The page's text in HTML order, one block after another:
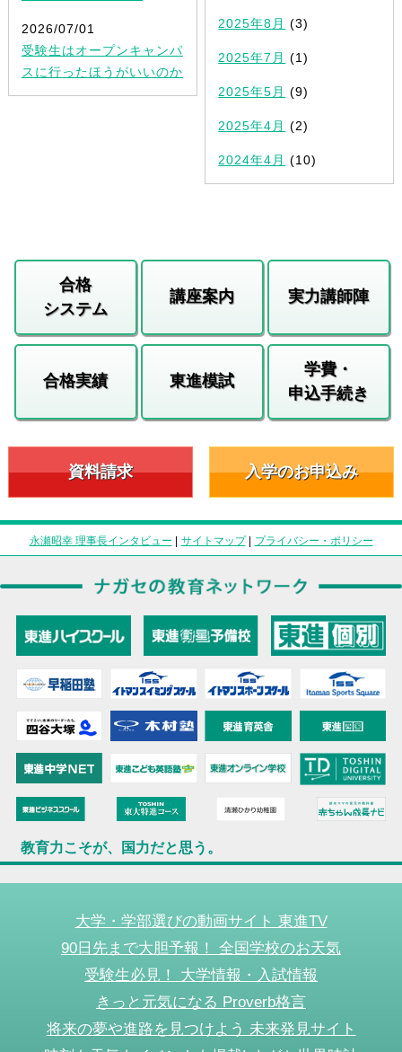
2026/07/01
受験生はオープンキャンパ
スに行ったほうがいいのか
2025年8月 (3)
2025年7月 (1)
2025年5月 (9)
2025年4月 (2)
2024年4月 (10)
合格
システム
講座案内 実力講師陣
合格実績 東進模試
学費・
申込手続き
資料請求 入学のお申込み
永瀬昭幸 理事長インタビュー | サイトマップ| プライバシー・ポリシー
教育力こそが、国力だと思う。
大学・学部選びの動画サイト 東進TV
90日先まで大胆予報！ 全国学校のお天気
受験生必見！ 大学情報・入試情報
きっと元気になる Proverb格言
将来の夢や進路を見つけよう 未来発見サイト